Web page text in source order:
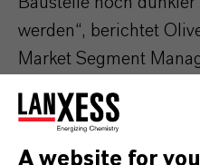
werden“, berichtet
Market Segment
LANXESS. „Nach
A website for